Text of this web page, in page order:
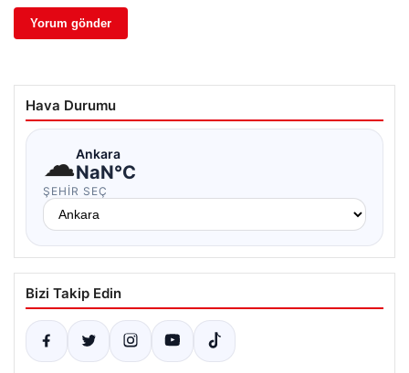
Hava Durumu
☁Ankara
NaN°C
ŞEHIR SEÇ
Bizi Takip Edin